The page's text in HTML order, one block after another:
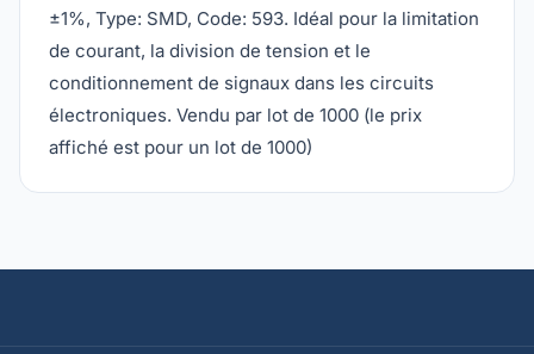
±1%, Type: SMD, Code: 593. Idéal pour la limitation
de courant, la division de tension et le
conditionnement de signaux dans les circuits
électroniques. Vendu par lot de 1000 (le prix
affiché est pour un lot de 1000)